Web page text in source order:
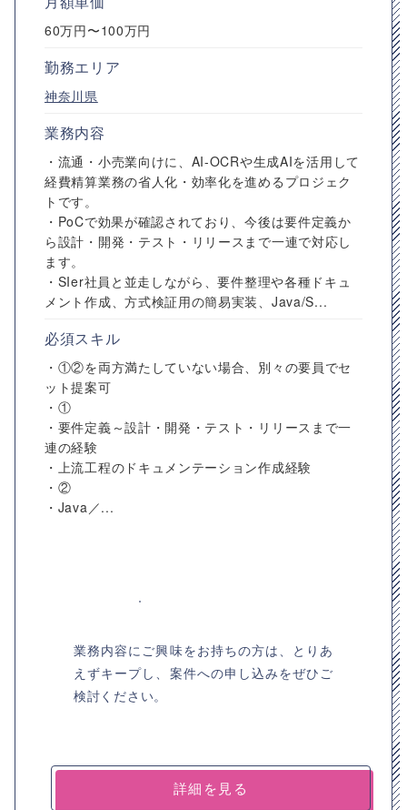
60万円〜100万円
勤務エリア
神奈川県
業務内容
・流通・小売業向けに、AI-OCRや生成AIを活用して
経費精算業務の省人化・効率化を進めるプロジェク
トです。
・PoCで効果が確認されており、今後は要件定義か
ら設計・開発・テスト・リリースまで一連で対応し
ます。
・SIer社員と並走しながら、要件整理や各種ドキュ
メント作成、方式検証用の簡易実装、Java/S...
必須スキル
・①②を両方満たしていない場合、別々の要員でセ
ット提案可
・①
・要件定義～設計・開発・テスト・リリースまで一
連の経験
・上流工程のドキュメンテーション作成経験
・②
・Java／...
業務内容にご興味をお持ちの方は、とりあ
えずキープし、案件への申し込みをぜひご
検討ください。
詳細を見る